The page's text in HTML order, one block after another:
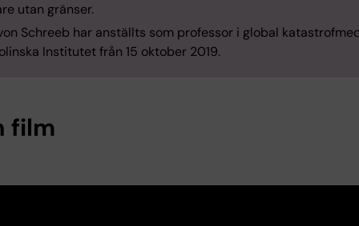
utan gränser.
Schreeb har anställts som professor i global
Institutet från 15 oktober 2019.
film